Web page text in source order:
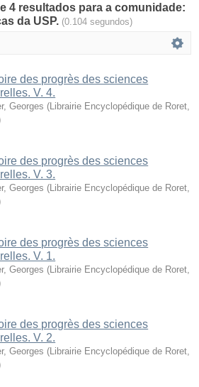
4 resultados para a comunidade:
da USP. (0.104 segundos)
des progrès des sciences
V. 4.
Georges ( Librairie Encyclopédique de Roret
des progrès des sciences
V. 3.
Georges ( Librairie Encyclopédique de Roret
des progrès des sciences
V. 1.
Georges ( Librairie Encyclopédique de Roret
des progrès des sciences
V. 2.
Georges ( Librairie Encyclopédique de Roret